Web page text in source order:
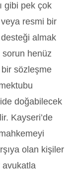
gibi pek çok
resmi bir
almak
sorun henüz
sözleşme
doğabilecek
Kayseri’de
olan kişiler
avukatla